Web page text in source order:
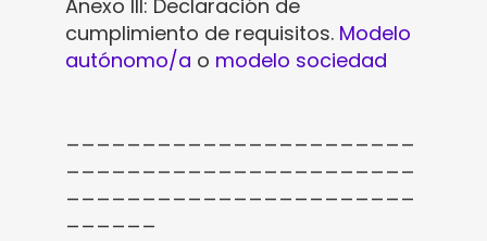
Anexo III: Declaración de
cumplimiento de requisitos. Modelo
autónomo/a o modelo sociedad
_______________________
_______________________
_______________________
______